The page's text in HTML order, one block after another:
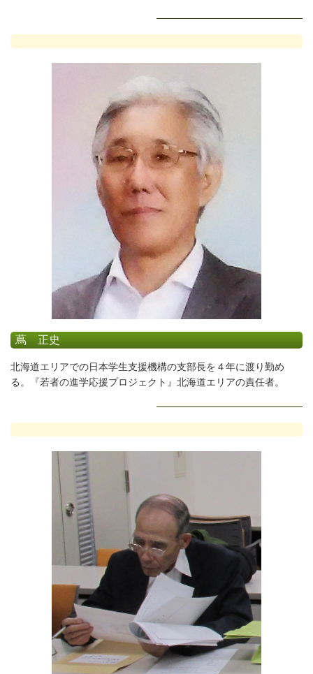
蔦 正史
北海道エリアでの日本学生支援機構の支部長を４年に渡り勤め
る。『若者の進学応援プロジェクト』北海道エリアの責任者。